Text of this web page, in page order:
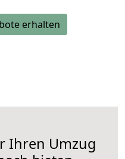
erhalten
Ihren Umzug